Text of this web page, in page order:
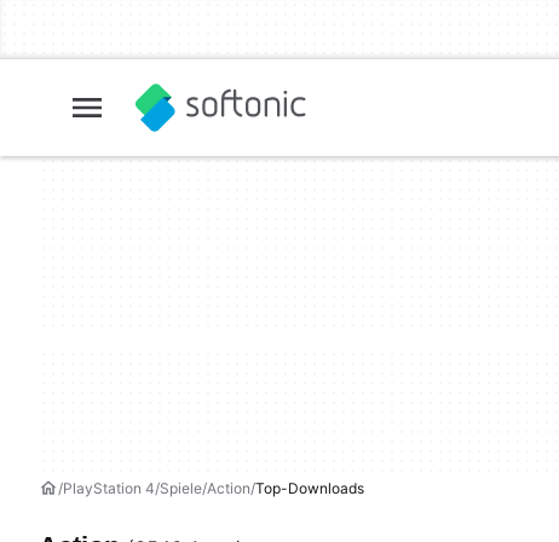
PlayStation 4 Spiele Action Top-Downloads